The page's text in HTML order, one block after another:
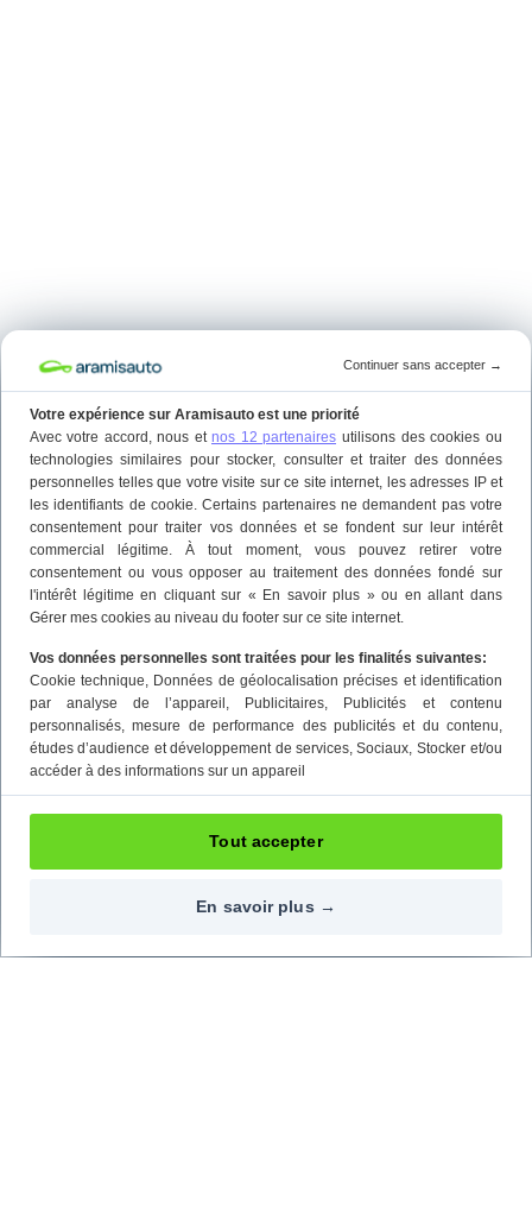
Continuer sans accepter →
Votre expérience sur Aramisauto est une priorité
Avec votre accord, nous et nos 12 partenaires utilisons des cookies ou
technologies similaires pour stocker, consulter et traiter des données
personnelles telles que votre visite sur ce site internet, les adresses IP et
les identifiants de cookie. Certains partenaires ne demandent pas votre
consentement pour traiter vos données et se fondent sur leur intérêt
commercial légitime. À tout moment, vous pouvez retirer votre
consentement ou vous opposer au traitement des données fondé sur
l'intérêt légitime en cliquant sur « En savoir plus » ou en allant dans
Gérer mes cookies au niveau du footer sur ce site internet.
Vos données personnelles sont traitées pour les finalités suivantes:
Cookie technique, Données de géolocalisation précises et identification
par analyse de l’appareil , Publicitaires, Publicités et contenu
personnalisés, mesure de performance des publicités et du contenu,
études d’audience et développement de services, Sociaux, Stocker et/ou
accéder à des informations sur un appareil
En savoir plus →
Tout accepter